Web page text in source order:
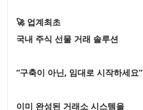
🚀 업계최초
국내 주식 선물 거래 솔루션
“구축이 아닌, 임대로 시작하세요”
이미 완성된 거래소 시스템을